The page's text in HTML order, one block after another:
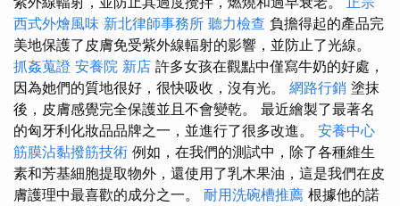
西式外燴風味 新北律師事務所 聽力檢查 負擔得起的產品完
美地保護了皮膚免受紫外線輻射的影響，並防止了光線。
抓姦蒐證 安養院 新店 許多女孩在觀點中僅寫牛奶的好處，
因為她們的質地很好，很快吸收，沒有光。 網路行銷 塗抹
後，皮膚感覺完全保護並且不會變乾。 最近繪製了最著名
的匈牙利化妝品品牌之一，並進行了很多改進。 安養中心
筋膜沾黏撥筋技術 例如，在我們的測試中，除了各種維生
素和芳基細胞提取物外，還使用了乳木果油，這是我們在皮
膚護理中最喜歡的成分之一。 耐用洗碗槽推薦 根據他的諾